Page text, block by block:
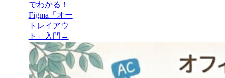
でわかる！
Figma「オー
トレイアウ
ト」入門 →